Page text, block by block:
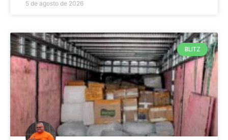
5 de agosto de 2026
BLITZ